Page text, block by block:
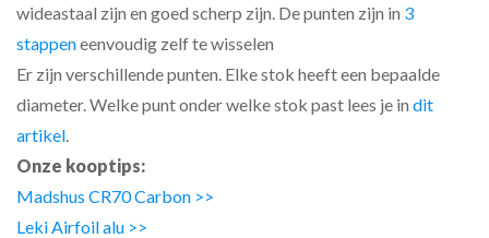
wideastaal zijn en goed scherp zijn. De punten zijn in 3
stappeneenvoudig zelf te wisselen
Er zijn verschillende punten. Elke stok heeft een bepaalde
diameter. Welke punt onder welke stok past lees je in dit
artikel.
Onze kooptips:
Madshus CR70 Carbon >>
Leki Airfoil alu >>